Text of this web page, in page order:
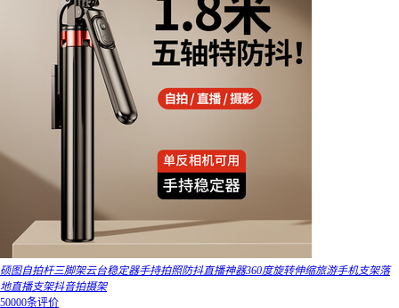
硕图自拍杆三脚架云台稳定器手持拍照防抖直播神器360度旋转伸缩旅游手机支架落
地直播支架抖音拍摄架
50000条评价